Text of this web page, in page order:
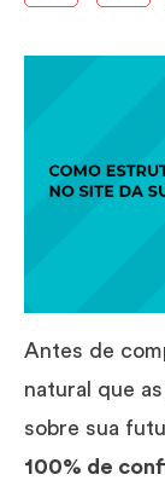
Antes de
natural que
sobre sua
100% de